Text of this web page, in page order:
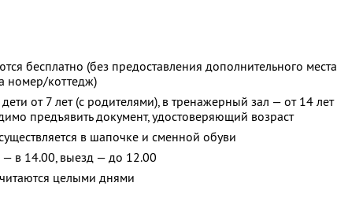
бесплатно (без предоставления дополнительного места
номер/коттедж)
от 7 лет (с родителями), в тренажерный зал — от 14 лет
предъявить документ, удостоверяющий возраст
в шапочке и сменной обуви
— в 14.00, выезд — до 12.00
целыми днями